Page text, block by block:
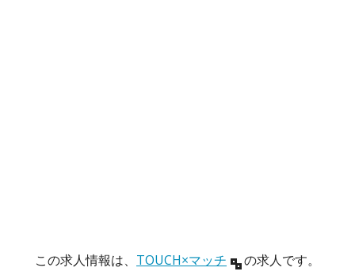
この求人情報は、 TOUCH×マッチ の求人です。